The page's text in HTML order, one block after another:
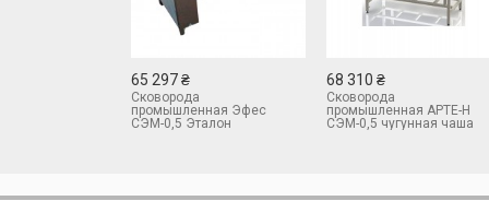
65 297 ₴
Сковорода
промышленная Эфес
СЭМ-0,5 Эталон
68 310 ₴
Сковорода
промышленная АРТЕ-Н
СЭМ-0,5 чугунная чаша